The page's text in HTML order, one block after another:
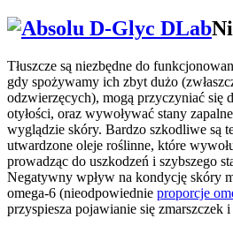
Tłuszcze są niezbędne do
gdy spożywamy ich zbyt dużo
odzwierzęcych), mogą przyczyniać się
otyłości, oraz wywoływać stany
wyglądzie skóry. Bardzo szkodliwe są
utwardzone oleje roślinne, które
prowadząc do uszkodzeń i szybszego
Negatywny wpływ na kondycję skóry
omega-6 (nieodpowiednie proporcje
przyspiesza pojawianie się zmarszczek